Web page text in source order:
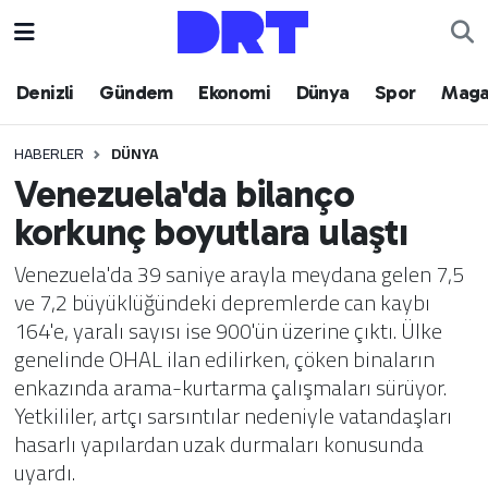
Denizli Gündem Ekonomi Dünya Spor
HABERLER DÜNYA
Venezuela'da bilanço
korkunç boyutlara ulaştı
Venezuela'da 39 saniye arayla meydana gelen 7,5
ve 7,2 büyüklüğündeki depremlerde can kaybı
164'e, yaralı sayısı ise 900'ün üzerine çıktı. Ülke
genelinde OHAL ilan edilirken, çöken binaların
enkazında arama-kurtarma çalışmaları sürüyor.
Yetkililer, artçı sarsıntılar nedeniyle vatandaşları
hasarlı yapılardan uzak durmaları konusunda
uyardı.
Denizli
Gündem
Ekonomi
Dünya
Spor
Magazin
Teknoloji
Yaşam
Hava Durumu
Trafik Durumu
Puan Durumu ve Fikstür
Tüm Manşetler
Son Dakika Haberleri
Haber Arşivi